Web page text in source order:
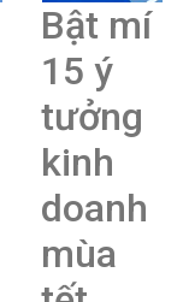
Bật mí
15 ý
tưởng
kinh
doanh
mùa